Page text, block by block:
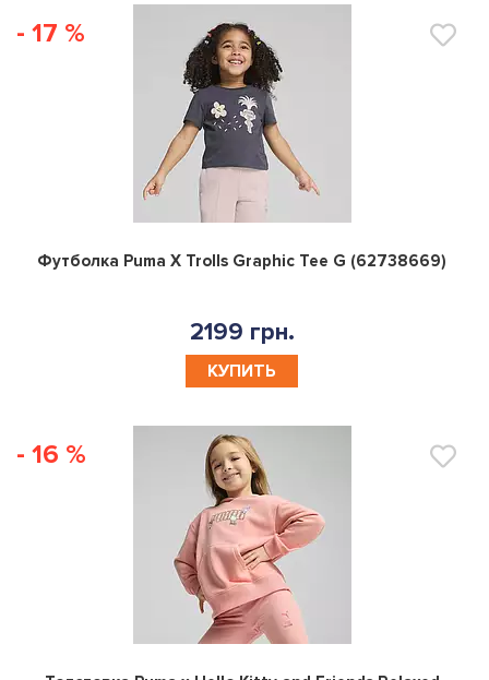
- 17 %
0
Футболка Puma X Trolls Graphic Tee G (62738669)
2199 грн.
КУПИТЬ
- 16 %